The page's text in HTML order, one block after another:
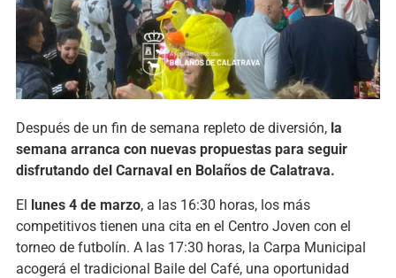
Después de un fin de semana repleto de diversión,la
semana arranca con nuevas propuestas para seguir
disfrutando del Carnaval en Bolaños de Calatrava.
El lunes 4 de marzo, a las 16:30 horas, los más
competitivos tienen una cita en el Centro Joven con el
torneo de futbolín. A las 17:30 horas, la Carpa Municipal
acogerá el tradicional Baile del Café, una oportunidad